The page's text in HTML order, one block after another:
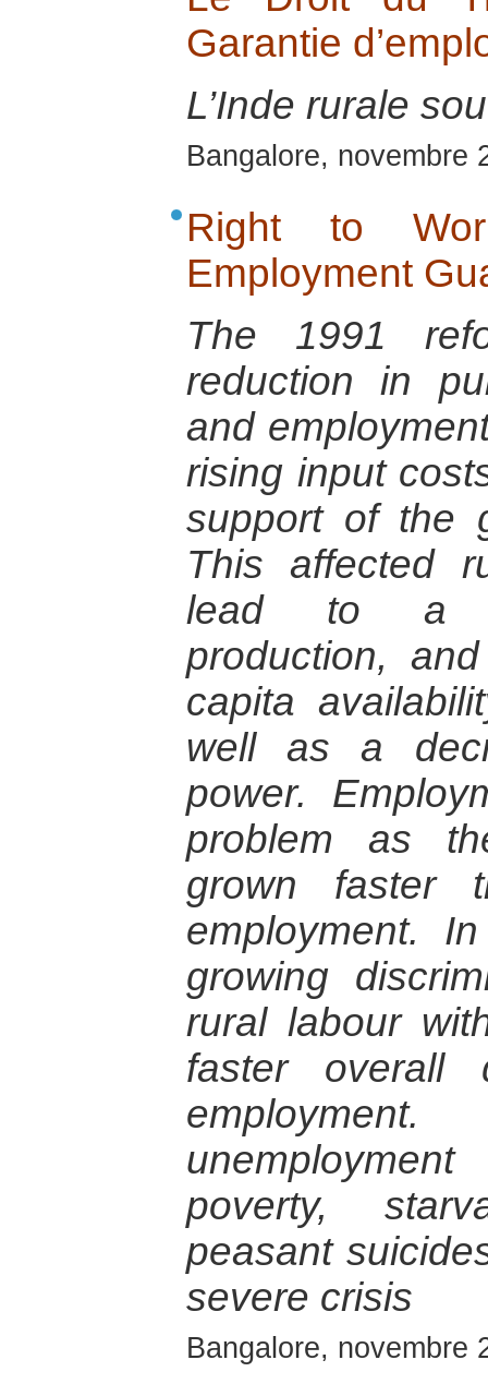
Garantie
L’Inde rurale
Bangalore, novembre
Right to
Employment
The 1991
reduction in
and
rising input
support of the
This affected
lead to a
production,
capita
well as a
power.
problem as
grown faster
employment.
growing
rural labour
faster overall
poverty,
peasant
severe crisis
Bangalore, novembre